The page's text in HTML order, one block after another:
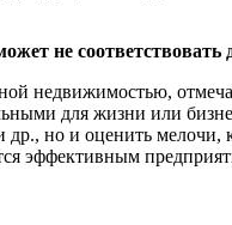
не соответствовать
недвижимостью,
для жизни или
но и оценить мелочи,
эффективным